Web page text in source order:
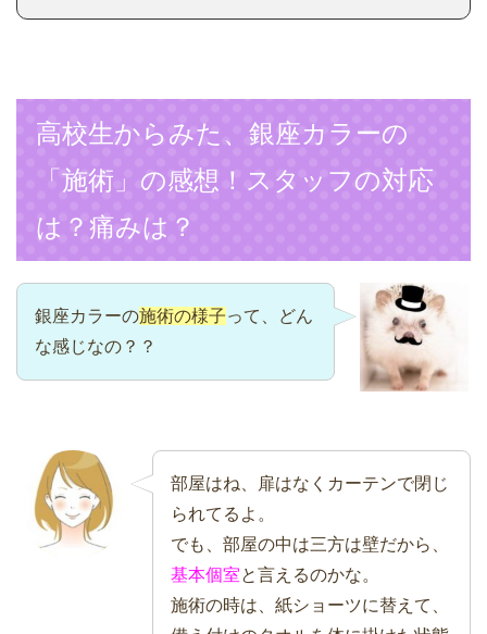
高校生からみた、銀座カラーの
「施術」の感想！スタッフの対応
は？痛みは？
銀座カラーの施術の様子って、どん
な感じなの？？
部屋はね、扉はなくカーテンで閉じ
られてるよ。
でも、部屋の中は三方は壁だから、
基本個室と言えるのかな。
施術の時は、紙ショーツに替えて、